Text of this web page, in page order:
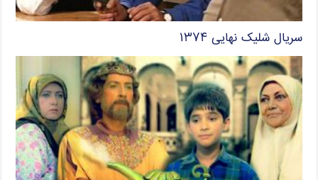
سریال شلیک نهایی ۱۳۷۴